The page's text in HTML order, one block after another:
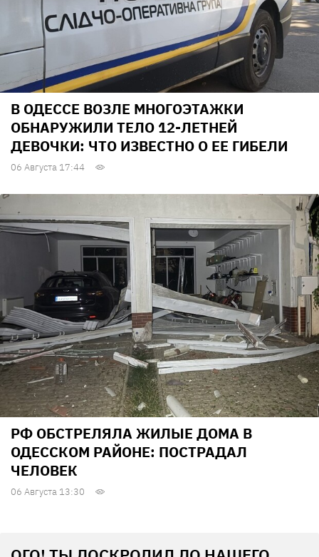
В ОДЕССЕ ВОЗЛЕ МНОГОЭТАЖКИ
ОБНАРУЖИЛИ ТЕЛО 12-ЛЕТНЕЙ
ДЕВОЧКИ: ЧТО ИЗВЕСТНО О ЕЕ ГИБЕЛИ
06 Августа 17:44
РФ ОБСТРЕЛЯЛА ЖИЛЫЕ ДОМА В
ОДЕССКОМ РАЙОНЕ: ПОСТРАДАЛ
ЧЕЛОВЕК
06 Августа 13:30